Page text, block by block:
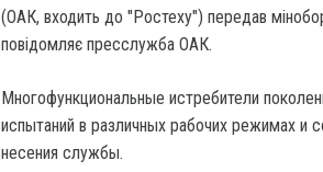
(ОАК, входить до "Ростеху") передав
повідомляє пресслужба ОАК.
Многофункциональные истребители
испытаний в различных рабочих режимах
несения службы.